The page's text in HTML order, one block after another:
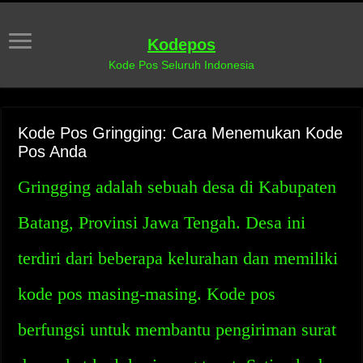
Kodepos
Kode Pos Seluruh Indonesia
Kode Pos Gringging: Cara Menemukan Kode
Pos Anda
Gringging adalah sebuah desa di Kabupaten
Batang, Provinsi Jawa Tengah. Desa ini
terdiri dari beberapa kelurahan dan memiliki
kode pos masing-masing. Kode pos
berfungsi untuk membantu pengiriman surat